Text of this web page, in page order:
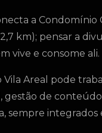
a Condomínio
km); pensar a
vive e consome ali.
Vila Areal pode
gestão de
sempre integrados